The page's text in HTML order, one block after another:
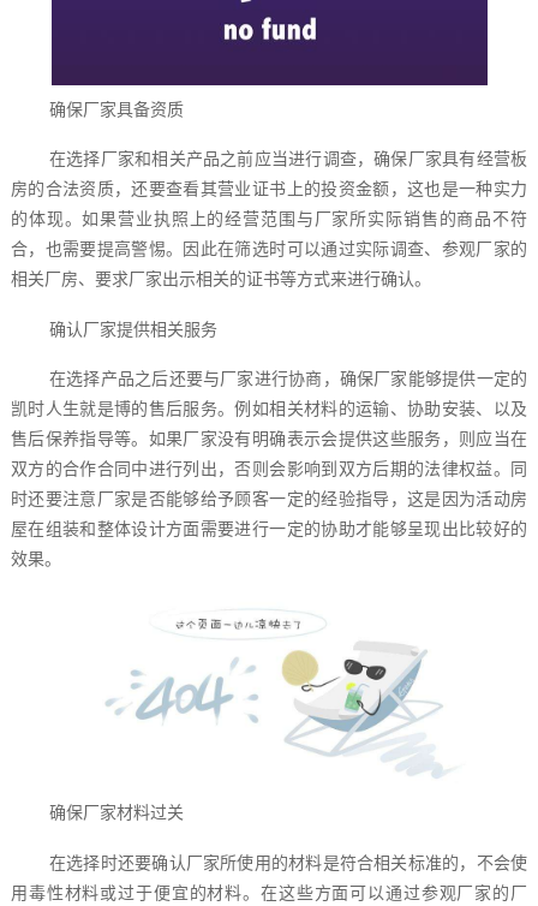
确保厂家具备资质
在选择厂家和相关产品之前应当进行调查，确保厂家具有经营板
房的合法资质，还要查看其营业证书上的投资金额，这也是一种实力
的体现。如果营业执照上的经营范围与厂家所实际销售的商品不符
合，也需要提高警惕。因此在筛选时可以通过实际调查、参观厂家的
相关厂房、要求厂家出示相关的证书等方式来进行确认。
确认厂家提供相关服务
在选择产品之后还要与厂家进行协商，确保厂家能够提供一定的
凯时人生就是博的售后服务。例如相关材料的运输、协助安装、以及
售后保养指导等。如果厂家没有明确表示会提供这些服务，则应当在
双方的合作合同中进行列出，否则会影响到双方后期的法律权益。同
时还要注意厂家是否能够给予顾客一定的经验指导，这是因为活动房
屋在组装和整体设计方面需要进行一定的协助才能够呈现出比较好的
效果。
确保厂家材料过关
在选择时还要确认厂家所使用的材料是符合相关标准的，不会使
用毒性材料或过于便宜的材料。在这些方面可以通过参观厂家的厂